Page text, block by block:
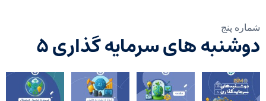
شماره پنج
دوشنبه های سرمایه گذاری ۵